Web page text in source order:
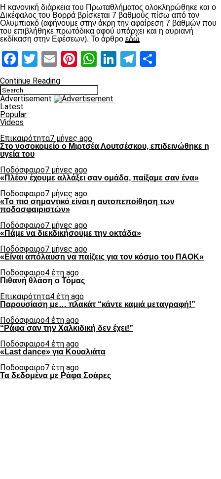
Η κανονική διάρκεια του Πρωταθλήματος ολοκληρώθηκε και ο
Δικέφαλος του Βορρά βρίσκεται 7 βαθμούς πίσω από τον
Ολυμπιακό (αφήνουμε στην άκρη την αφαίρεση 7 βαθμών που
του επιβλήθηκε πρωτόδικα αφού υπάρχει και η αυριανή
εκδίκαση στην Εφέσεων). Το άρθρο εδώ
Facebook
Twitter
EmailPinterest
WhatsApp
LinkedIn
Telegram
Continue Reading
Advertisement
Latest
Popular
Videos
Επικαιρότητα7 μήνες ago
Στο νοσοκομείο ο Μιρτσέα Λουτσέσκου, επιδεινώθηκε η
υγεία του
Ποδόσφαιρο7 μήνες ago
«Πλέον έχουμε αλλάξει σαν ομάδα, παίξαμε σαν ένα»
Ποδόσφαιρο7 μήνες ago
«Το πιο σημαντικό είναι η αυτοπεποίθηση των
ποδοσφαιριστών»
Ποδόσφαιρο7 μήνες ago
«Πάμε να διεκδικήσουμε την οκτάδα»
Ποδόσφαιρο7 μήνες ago
«Είναι απόλαυση να παίζεις για τον κόσμο του ΠΑΟΚ»
Ποδόσφαιρο4 έτη ago
Πιθανή θλάση ο Τόμας
Επικαιρότητα4 έτη ago
Παρουσίαση με… πλακάτ “κάντε καμιά μεταγραφή!”
Ποδόσφαιρο4 έτη ago
“Ράφα σαν την Χαλκιδική δεν έχει!”
Ποδόσφαιρο4 έτη ago
«Last dance» για Κουαλιάτα
Ποδόσφαιρο7 έτη ago
Τα δεδομένα με Ράφα Σοάρες